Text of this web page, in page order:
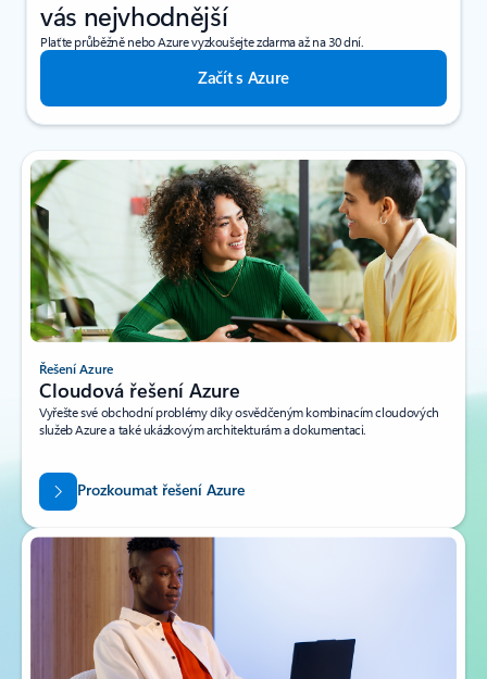
vás nejvhodnější
Plaťte průběžně nebo Azure vyzkoušejte zdarma až na 30 dní.
Začít s Azure
Řešení Azure
Cloudová řešení Azure
Vyřešte své obchodní problémy díky osvědčeným kombinacím cloudových
služeb Azure a také ukázkovým architekturám a dokumentaci.
Prozkoumat řešení Azure